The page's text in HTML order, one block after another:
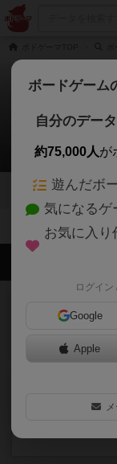
ウィスパ
1
ボードゲーム
自分のデー
約75,000人が
遊んだボ
気になるゲ
お気に入り
ログイン
Google
Apple